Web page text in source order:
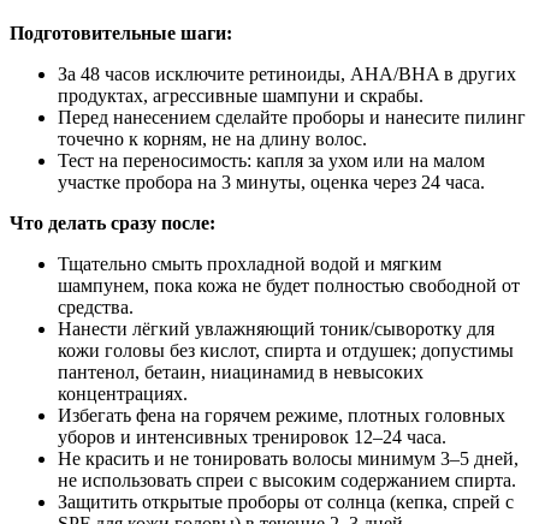
Подготовительные шаги:
За 48 часов исключите ретиноиды, AHA/BHA в других
продуктах, агрессивные шампуни и скрабы.
Перед нанесением сделайте проборы и нанесите пилинг
точечно к корням, не на длину волос.
Тест на переносимость: капля за ухом или на малом
участке пробора на 3 минуты, оценка через 24 часа.
Что делать сразу после:
Тщательно смыть прохладной водой и мягким
шампунем, пока кожа не будет полностью свободной от
средства.
Нанести лёгкий увлажняющий тоник/сыворотку для
кожи головы без кислот, спирта и отдушек; допустимы
пантенол, бетаин, ниацинамид в невысоких
концентрациях.
Избегать фена на горячем режиме, плотных головных
уборов и интенсивных тренировок 12–24 часа.
Не красить и не тонировать волосы минимум 3–5 дней,
не использовать спреи с высоким содержанием спирта.
Защитить открытые проборы от солнца (кепка, спрей с